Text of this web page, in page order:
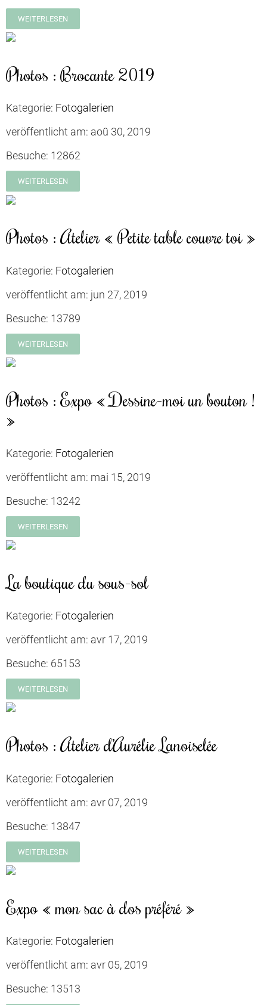
WEITERLESEN
Photos : Brocante 2019
Kategorie: Fotogalerien
veröffentlicht am: aoû 30, 2019
Besuche: 12862
WEITERLESEN
Photos : Atelier « Petite table couvre toi »
Kategorie: Fotogalerien
veröffentlicht am: jun 27, 2019
Besuche: 13789
WEITERLESEN
Photos : Expo « Dessine-moi un bouton !
»
Kategorie: Fotogalerien
veröffentlicht am: mai 15, 2019
Besuche: 13242
WEITERLESEN
La boutique du sous-sol
Kategorie: Fotogalerien
veröffentlicht am: avr 17, 2019
Besuche: 65153
WEITERLESEN
Photos : Atelier d’Aurélie Lanoiselée
Kategorie: Fotogalerien
veröffentlicht am: avr 07, 2019
Besuche: 13847
WEITERLESEN
Expo « mon sac à dos préféré »
Kategorie: Fotogalerien
veröffentlicht am: avr 05, 2019
Besuche: 13513